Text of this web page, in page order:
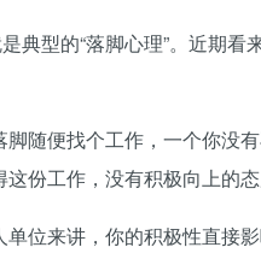
典型的“落脚心理”。近期
脚随便找个工作，一个你没
份工作，没有积极向上的态
单位来讲，你的积极性直接